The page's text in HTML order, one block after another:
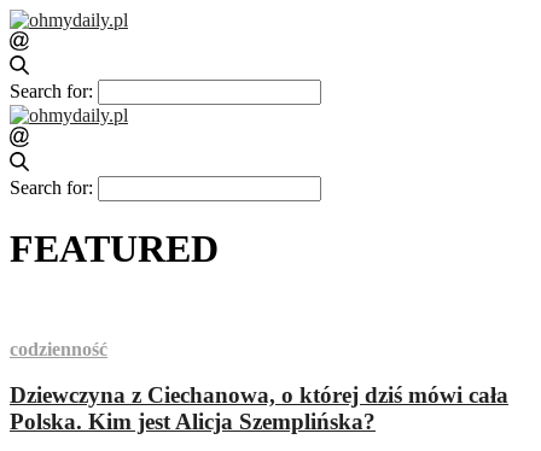
Search for:
Search for:
FEATURED
codzienność
Dziewczyna z Ciechanowa, o której dziś mówi cała
Polska. Kim jest Alicja Szemplińska?